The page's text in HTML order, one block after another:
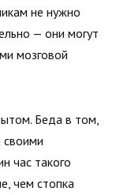
не нужно
— они могут
мозговой
Беда в том,
своими
час такого
чем стопка